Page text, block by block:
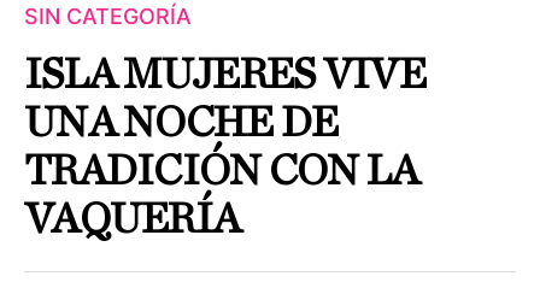
SIN CATEGORÍA
ISLA MUJERES VIVE
UNA NOCHE DE
TRADICIÓN CON LA
VAQUERÍA